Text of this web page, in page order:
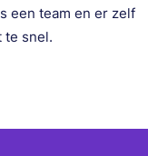
een team en er zelf
te snel.